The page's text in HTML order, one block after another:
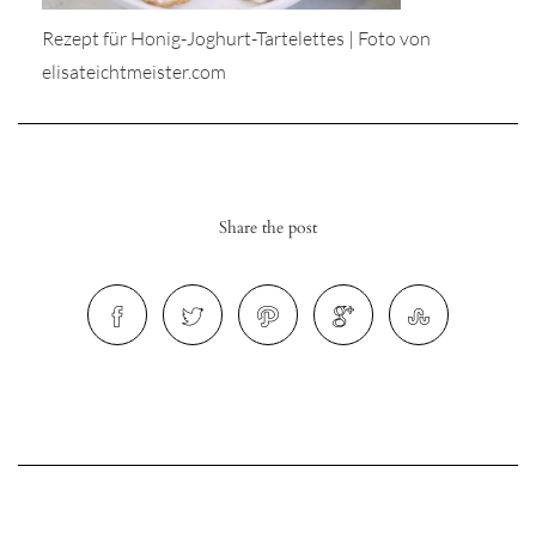
Rezept für Honig-Joghurt-Tartelettes | Foto von
elisateichtmeister.com
Share the post